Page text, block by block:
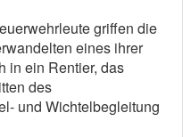
griffen die
eines ihrer
in ein Rentier, das
des
und Wichtelbegleitung